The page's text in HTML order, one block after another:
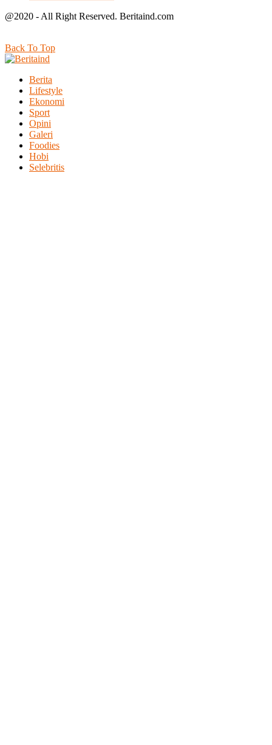
@2020 - All Right Reserved. Beritaind.com
Back To Top
Berita
Lifestyle
Ekonomi
Sport
Opini
Galeri
Foodies
Hobi
Selebritis